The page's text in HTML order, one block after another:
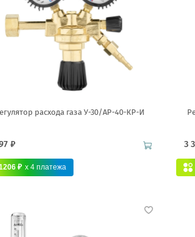
расхода газа У-30/АР-40-КР-И
₽
₽ x 4 платежа
3